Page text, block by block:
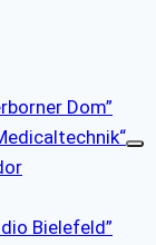
Dom”
Bielefeld”